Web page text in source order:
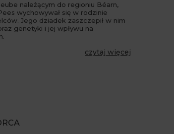
należącym do regioniu Béarn,
wychowywał się w rodzinie
Jego dziadek zaszczepił w nim
genetyki i jej wpływu na
czytaj więcej